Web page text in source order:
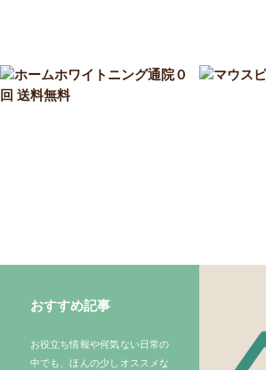
おすすめ記事
お役立ち情報や何気ない日常の
中でも、ほんの少しオススメな